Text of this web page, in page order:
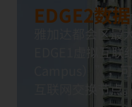
EDGE2数
会区最
拟 互联
Campus）”，
换节点